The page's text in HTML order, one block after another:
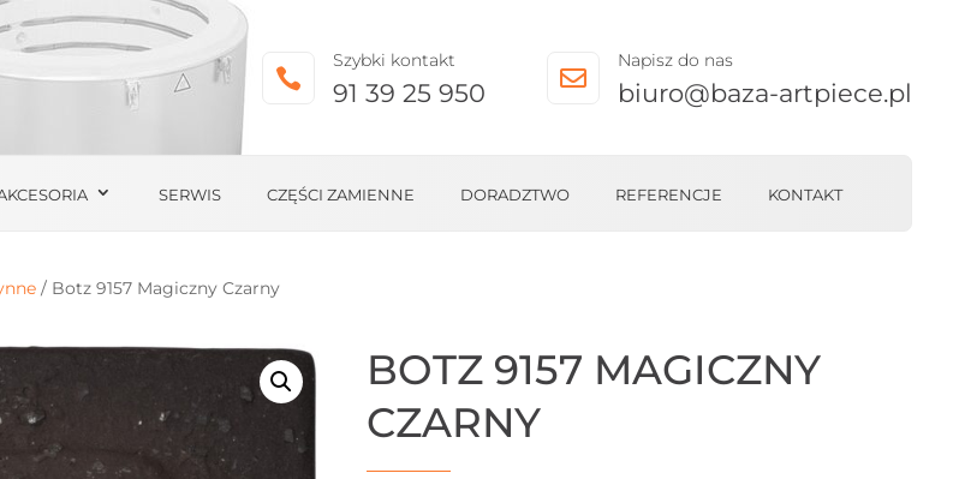

Szybki kontakt
91 39 25 950 
Napisz do nas
biuro@baza-artpiece.pl
SERWIS CZĘŚCI ZAMIENNE DORADZTWO REFERENCJE KONTAKT
/ Botz 9157 Magiczny Czarny
BOTZ 9157 MAGICZNY
CZARNY